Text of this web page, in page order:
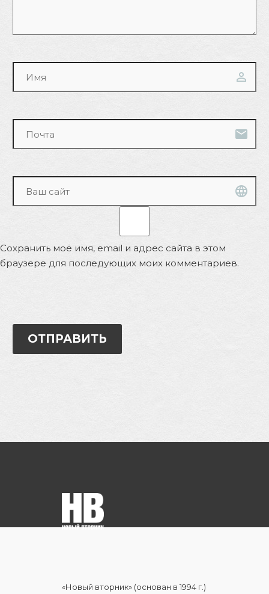
Сохранить моё имя, email и адрес сайта в этом
браузере для последующих моих комментариев.
ОТПРАВИТЬ
«Новый вторник» (основан в 1994 г.)